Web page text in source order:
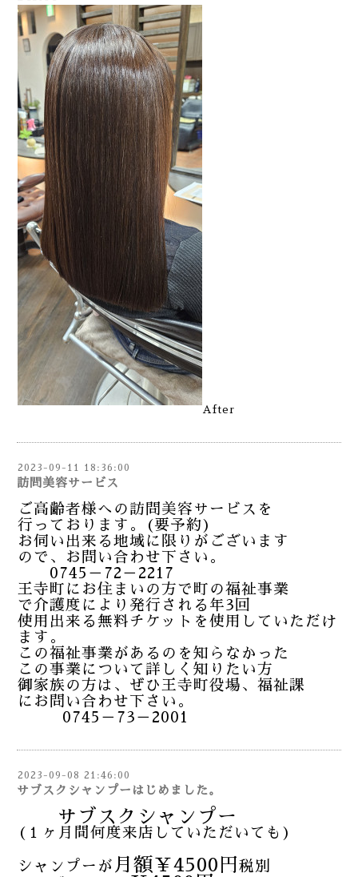
After
2023-09-11 18:36:00
訪問美容サービス
ご高齢者様への訪問美容サービスを
行っております。(要予約)
お伺い出来る地域に限りがございます
ので、お問い合わせ下さい。
0745－72－2217
王寺町にお住まいの方で町の福祉事業
で介護度により発行される年3回
使用出来る無料チケットを使用していただけ
ます。
この福祉事業があるのを知らなかった
この事業について詳しく知りたい方
御家族の方は、ぜひ王寺町役場、福祉課
にお問い合わせ下さい。
0745－73－2001
2023-09-08 21:46:00
サブスクシャンプーはじめました。
サブスクシャンプー
(１ヶ月間何度来店していただいても)
シャンプーが 月額￥4500円税別